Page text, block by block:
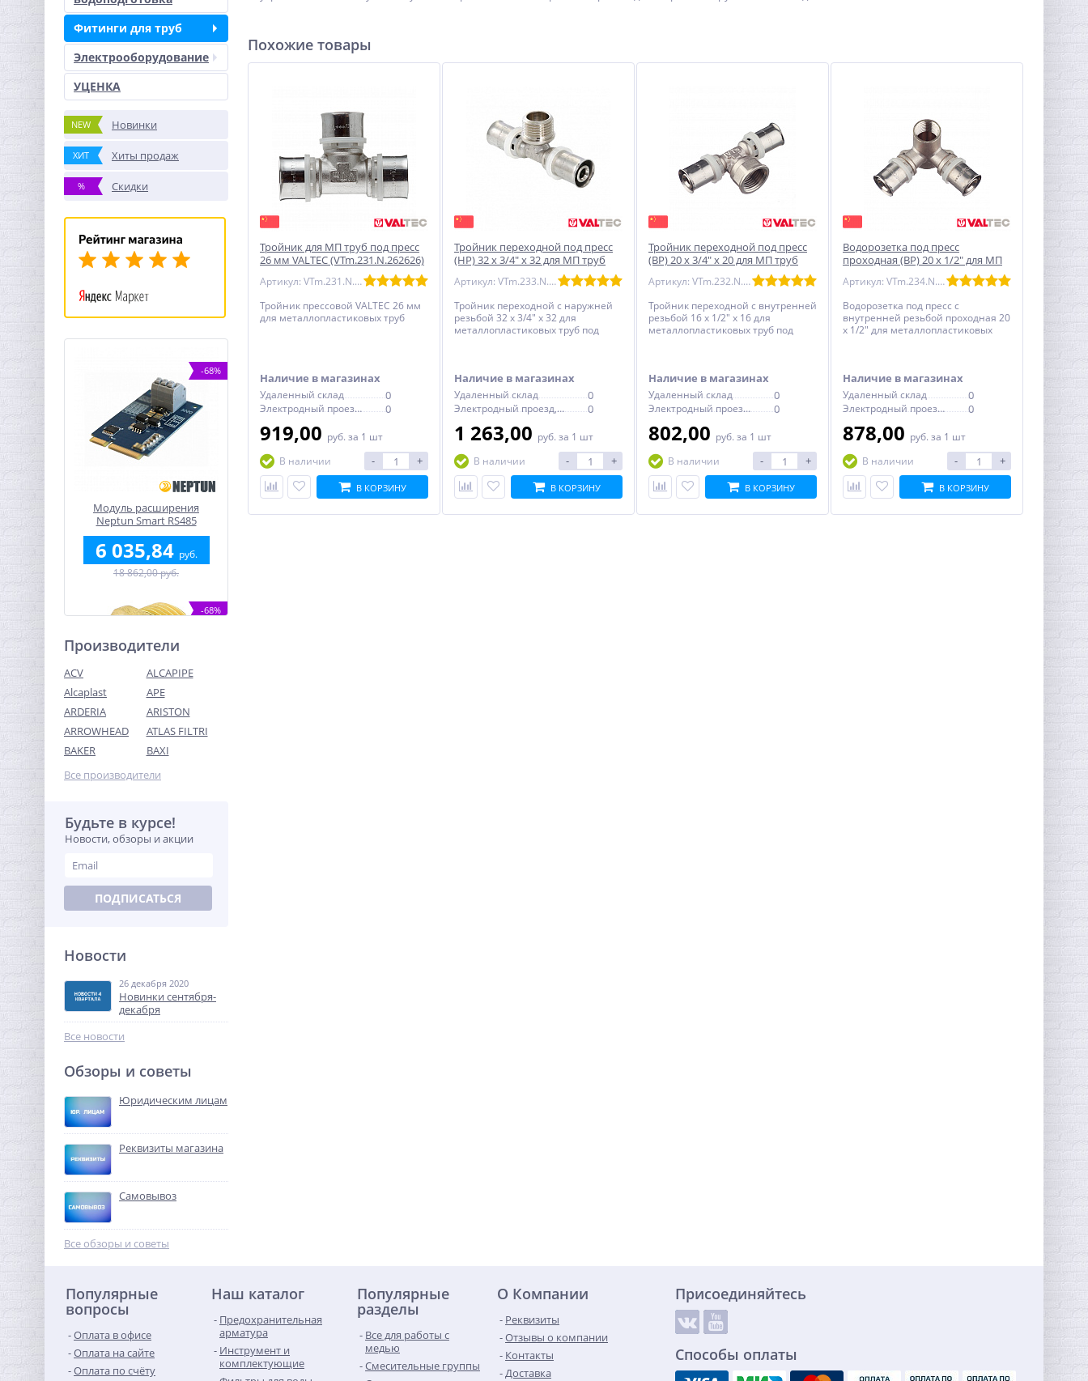
Фитинги для труб
Электрооборудование
УЦЕНКА
NEW Новинки
ХИТ Хиты продаж
% Скидки
-68%
Модуль расширения
Neptun Smart RS485
6 035,84 руб.
18 862,00 руб.
-68%
Ниппель редукция 1" x 1/2"
(НР) латунь UNI-FITT
240,32
Футорка редукционная
3/4" x 1/2" НВ латунь UNI-
FITT
96,96
Муфта редукция 1"1/4 x 1"
(ВР) латунь UNI-FITT
1 432,00 руб.
-68%
Производители
ACV
ALCAPIPE
Alcaplast
APE
ARDERIA
ARISTON
ARROWHEAD
ATLAS FILTRI
BAKER
BAXI
Все производители
Будьте в курсе!
Новости, обзоры и акции
ПОДПИСАТЬСЯ
Новости
26 декабря 2020
Новинки сентября-
декабря
Все новости
Обзоры и советы
Юридическим лицам
Реквизиты магазина
Самовывоз
Все обзоры и советы
Похожие товары
Тройник для МП труб под пресс
26 мм VALTEC (VTm.231.N.262626)
Артикул: VTm.231.N.262626
Тройник прессовой VALTEC 26 мм
для металлопластиковых труб
Наличие в магазинах
Удаленный склад 0
Электродный проезд, 6с1 0
919,00 руб. за 1 шт
В наличии
- +
В КОРЗИНУ
Тройник переходной под пресс
(НР) 32 х 3/4" х 32 для МП труб
VALTEC (VTm.233.N.320532)
Артикул: VTm.233.N.320532
Тройник переходной с наружней
резьбой 32 х 3/4" х 32 для
металлопластиковых труб под
Наличие в магазинах
Удаленный склад 0
Электродный проезд, 6с1 0
1 263,00 руб. за 1 шт
В наличии
- +
В КОРЗИНУ
Тройник переходной под пресс
(ВР) 20 х 3/4" х 20 для МП труб
VALTEC (VTm.232.N.200520)
Артикул: VTm.232.N.200520
Тройник переходной с внутренней
резьбой 16 х 1/2" х 16 для
металлопластиковых труб под
Наличие в магазинах
Удаленный склад 0
Электродный проезд, 6с1 0
802,00 руб. за 1 шт
В наличии
- +
В КОРЗИНУ
Водорозетка под пресс
проходная (ВР) 20 x 1/2" для МП
труб VALTEC (VTm.234.N.200420)
Артикул: VTm.234.N.200420
Водорозетка под пресс c
внутренней резьбой проходная 20
x 1/2" для металлопластиковых
Наличие в магазинах
Удаленный склад 0
Электродный проезд, 6с1 0
878,00 руб. за 1 шт
В наличии
- +
В КОРЗИНУ
Популярные
вопросы
Оплата в офисе
Оплата на сайте
Оплата по счёту
Наш каталог
Предохранительная
арматура
Инструмент и
комплектующие
Популярные
разделы
Все для работы с
медью
Смесительные группы
О Компании
Реквизиты
Отзывы о компании
Контакты
Доставка
Присоединяйтесь
Способы оплаты